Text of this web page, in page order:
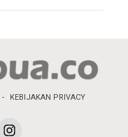
KEBIJAKAN PRIVACY